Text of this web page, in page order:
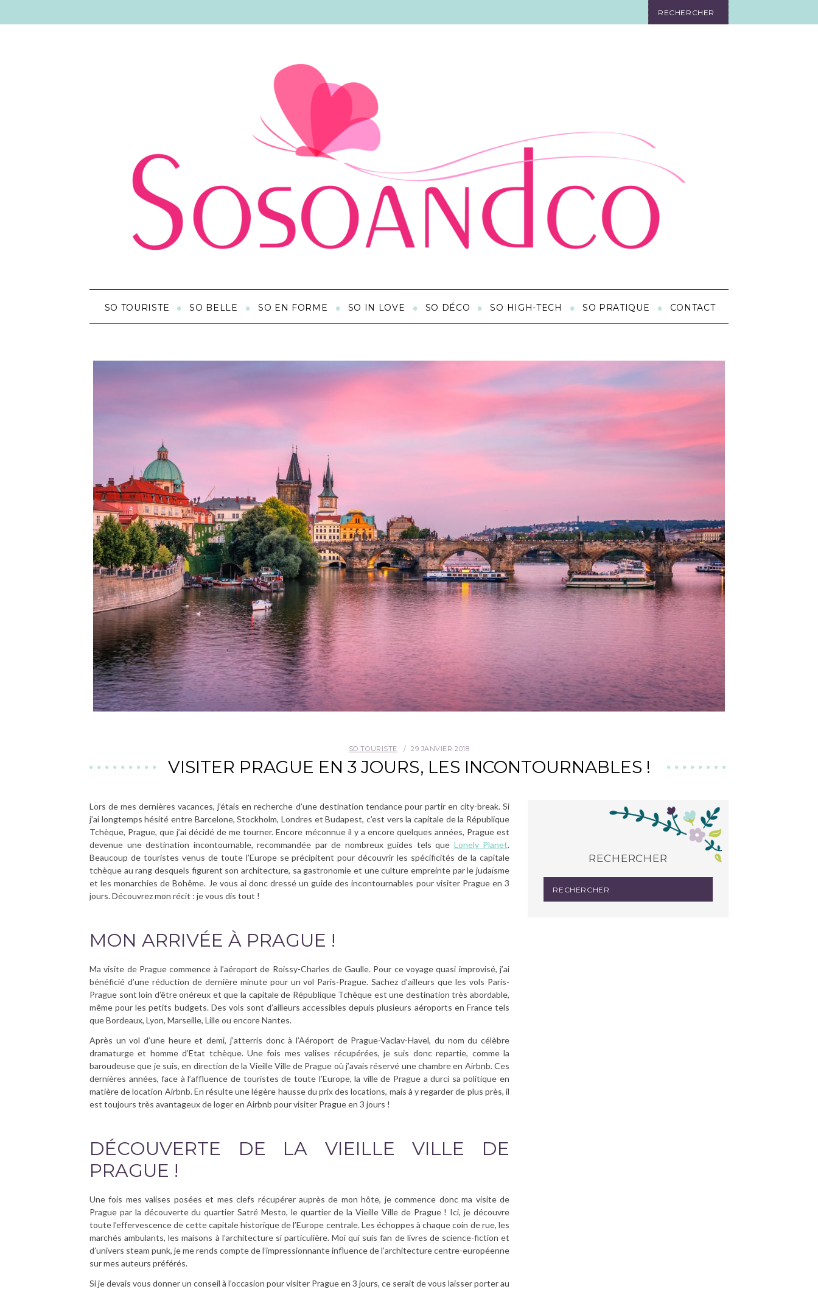
SO TOURISTE SO BELLE SO EN FORME SO IN LOVE SO DÉCO SO HIGH-TECH SO PRATIQUE CONTACT
SO TOURISTE 29 JANVIER 2018
VISITER PRAGUE EN 3 JOURS, LES INCONTOURNABLES !
Lors de mes dernières vacances, j’étais en recherche d’une destination tendance pour partir en city-break. Si
j’ai longtemps hésité entre Barcelone, Stockholm, Londres et Budapest, c’est vers la capitale de la République
Tchèque, Prague, que j’ai décidé de me tourner. Encore méconnue il y a encore quelques années, Prague est
devenue une destination incontournable, recommandée par de nombreux guides tels que Lonely Planet.
Beaucoup de touristes venus de toute l’Europe se précipitent pour découvrir les spécificités de la capitale
tchèque au rang desquels figurent son architecture, sa gastronomie et une culture empreinte par le judaïsme
et les monarchies de Bohême. Je vous ai donc dressé un guide des incontournables pour visiter Prague en 3
jours. Découvrez mon récit : je vous dis tout !
MON ARRIVÉE À PRAGUE !
Ma visite de Prague commence à l’aéroport de Roissy-Charles de Gaulle. Pour ce voyage quasi improvisé, j’ai
bénéficié d’une réduction de dernière minute pour un vol Paris-Prague. Sachez d’ailleurs que les vols Paris-
Prague sont loin d’être onéreux et que la capitale de République Tchèque est une destination très abordable,
même pour les petits budgets. Des vols sont d’ailleurs accessibles depuis plusieurs aéroports en France tels
que Bordeaux, Lyon, Marseille, Lille ou encore Nantes.
Après un vol d’une heure et demi, j’atterris donc à l’Aéroport de Prague-Vaclav-Havel, du nom du célèbre
dramaturge et homme d’Etat tchèque. Une fois mes valises récupérées, je suis donc repartie, comme la
baroudeuse que je suis, en direction de la Vieille Ville de Prague où j’avais réservé une chambre en Airbnb. Ces
dernières années, face à l’affluence de touristes de toute l’Europe, la ville de Prague a durci sa politique en
matière de location Airbnb. En résulte une légère hausse du prix des locations, mais à y regarder de plus près, il
est toujours très avantageux de loger en Airbnb pour visiter Prague en 3 jours !
DÉCOUVERTE DE LA VIEILLE VILLE DE
PRAGUE !
Une fois mes valises posées et mes clefs récupérer auprès de mon hôte, je commence donc ma visite de
Prague par la découverte du quartier Satré Mesto, le quartier de la Vieille Ville de Prague ! Ici, je découvre
toute l’effervescence de cette capitale historique de l’Europe centrale. Les échoppes à chaque coin de rue, les
marchés ambulants, les maisons à l’architecture si particulière. Moi qui suis fan de livres de science-fiction et
d’univers steam punk, je me rends compte de l’impressionnante influence de l’architecture centre-européenne
sur mes auteurs préférés.
Si je devais vous donner un conseil à l’occasion pour visiter Prague en 3 jours, ce serait de vous laisser porter au
RECHERCHER